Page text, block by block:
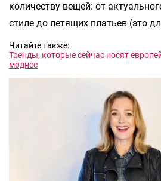
количеству вещей: от
стиле до летящих платьев (это
Читайте также:
Тренды, которые сейчас носят
моднее